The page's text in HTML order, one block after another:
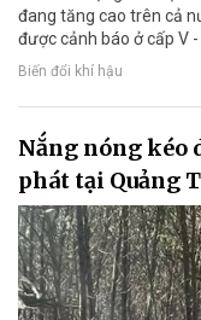
đang tăng cao trên cả
được cảnh báo ở cấp V
Biến đổi khí hậu
Nắng nóng kéo
phát tại Quảng